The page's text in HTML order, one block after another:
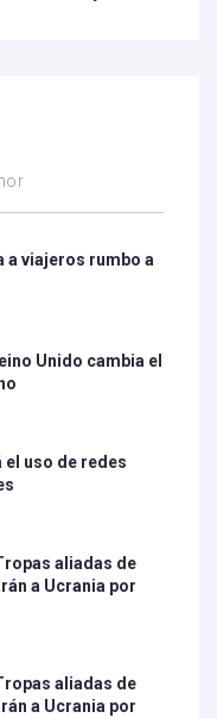
a viajeros rumbo a
Unido cambia el
uso de redes
aliadas de
a Ucrania por
aliadas de
a Ucrania por